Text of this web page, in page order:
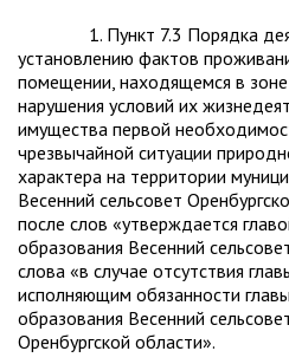
1. Пункт 7.3 Порядка
установлению фактов
помещении, находящемся в
нарушения условий их
имущества первой
чрезвычайной ситуации
характера на территории
Весенний сельсовет
после слов «утверждается
образования Весенний
слова «в случае отсутствия
исполняющим обязанности
образования Весенний
Оренбургской области».